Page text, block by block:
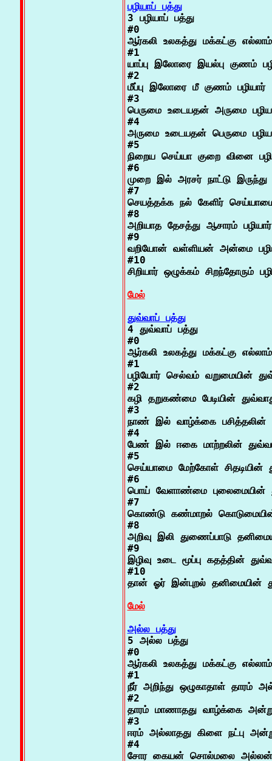
பழியாப் பத்து
3 பழியாப் பத்து
#0
ஆர்கலி உலகத்து மக்கட்கு எல்லாம்
#1
யாப்பு இலோரை இயல்பு குணம்
#2
மீப்பு இலோரை மீ குணம் பழியார்
#3
பெருமை உடையதன் அருமை
#4
அருமை உடையதன் பெருமை
#5
நிறைய செய்யா குறை வினை
#6
முறை இல் அரசர் நாட்டு இருந்து
#7
செயத்தக்க நல் கேளிர் செய்யாமை
#8
அறியாத தேசத்து ஆசாரம் பழியார்
#9
வறியோன் வள்ளியன் அன்மை
#10
சிறியார் ஒழுக்கம் சிறந்தோரும்
மேல்
துவ்வாப் பத்து
4 துவ்வாப் பத்து
#0
ஆர்கலி உலகத்து மக்கட்கு எல்லாம்
#1
பழியோர் செல்வம் வறுமையின்
#2
கழி தறுகண்மை பேடியின்
#3
நாண் இல் வாழ்க்கை பசித்தலின்
#4
பேண் இல் ஈகை மாற்றலின்
#5
செய்யாமை மேற்கோள் சிதடியின்
#6
பொய் வேளாண்மை புலைமையின்
#7
கொண்டு கண்மாறல் கொடுமையின்
#8
அறிவு இலி துணைப்பாடு
#9
இழிவு உடை மூப்பு கதத்தின்
#10
தான் ஓர் இன்புறல் தனிமையின்
மேல்
அல்ல பத்து
5 அல்ல பத்து
#0
ஆர்கலி உலகத்து மக்கட்கு எல்லாம்
#1
நீர் அறிந்து ஒழுகாதாள் தாரம்
#2
தாரம் மாணாதது வாழ்க்கை
#3
ஈரம் அல்லாதது கிளை நட்பு
#4
சோர கையன் சொல்மலை அல்லன்